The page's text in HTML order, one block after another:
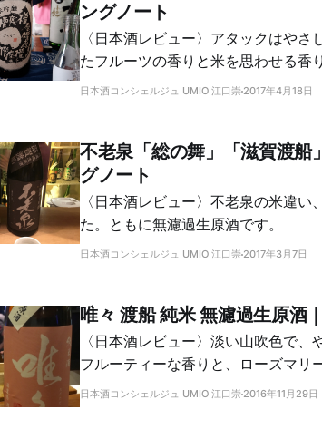
ングノート
〈日本酒レビュー〉アタックはや
たフルーツの香りと米を思わせる香り
日本酒コンシェルジュ UMIO 江口崇 2017年4月18日
不老泉「総の舞」「滋賀渡船
グノート
〈日本酒レビュー〉不老泉の米違
た。ともに無濾過生原酒です。
日本酒コンシェルジュ UMIO 江口崇 2017年3月7日
唯々 渡船 純米 無濾過生原酒
〈日本酒レビュー〉淡い山吹色で
フルーティーな香りと、ローズマリ
日本酒コンシェルジュ UMIO 江口崇 2016年11月29日